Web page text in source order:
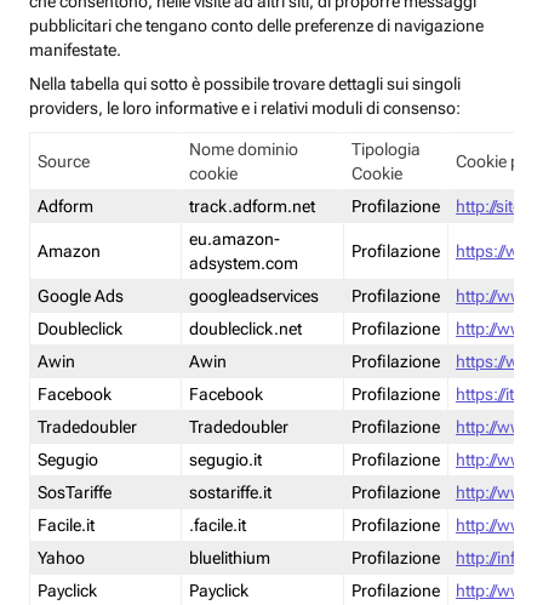
pubblicitari che tengano conto delle preferenze di navigazione
manifestate.
Nella tabella qui sotto è possibile trovare dettagli sui singoli
providers, le loro informative e i relativi moduli di consenso:
Source
Nome dominio
cookie
Tipologia
Cookie
Cookie
Adform track.adform.net Profilazione http://
Amazon
eu.amazon-
adsystem.com
Profilazione https://
Google Ads googleadservices Profilazione
http://
Doubleclick
doubleclick.net Profilazione
http://
Awin
Awin Profilazione
https://
Facebook
Facebook Profilazione
https://it-
Tradedoubler
Tradedoubler Profilazione
http://
Segugio
segugio.it Profilazione
http://
SosTariffe
sostariffe.it Profilazione
http://
Facile.it
.facile.it Profilazione
http://
Yahoo
bluelithium Profilazione
http://
Payclick
Payclick Profilazione
http://